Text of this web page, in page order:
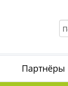
Партнёры